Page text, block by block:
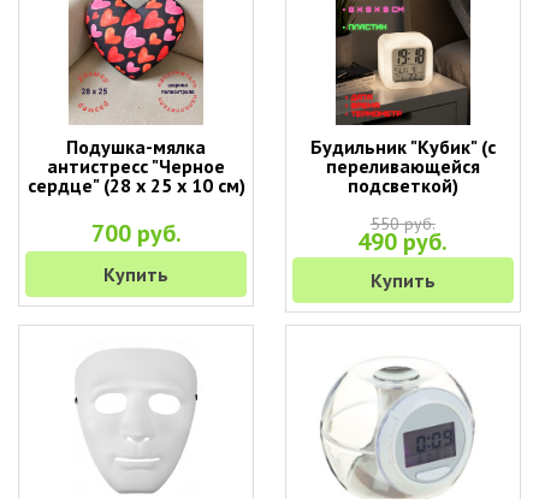
Подушка-мялка
антистресс "Черное
сердце" (28 х 25 х 10 см)
700 руб.
Купить
Будильник "Кубик" (с
переливающейся
подсветкой)
550 руб.
490 руб.
Купить